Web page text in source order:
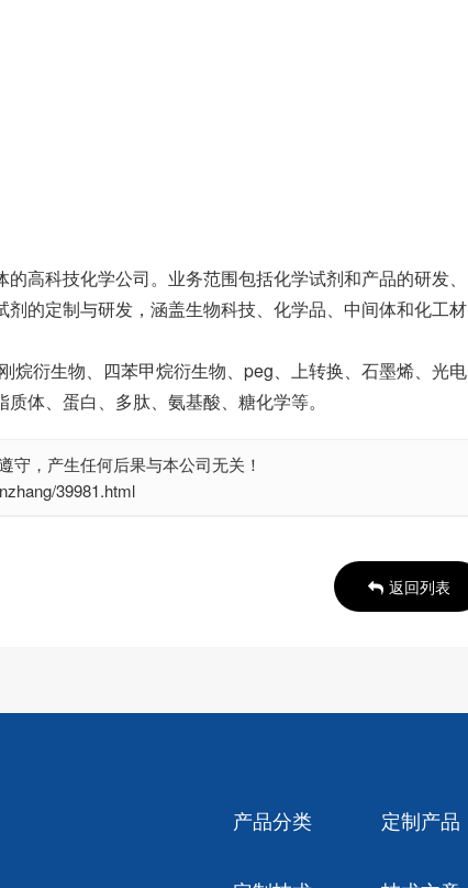
高科技化学公司。业务范围包括化学试剂和产品的研发、
的定制与研发，涵盖生物科技、化学品、中间体和化工材
烷衍生物、四苯甲烷衍生物、peg、上转换、石墨烯、光电
体、蛋白、多肽、氨基酸、糖化学等。
守，产生任何后果与本公司无关！
39981.html
返回列表
产品分类 定制产品